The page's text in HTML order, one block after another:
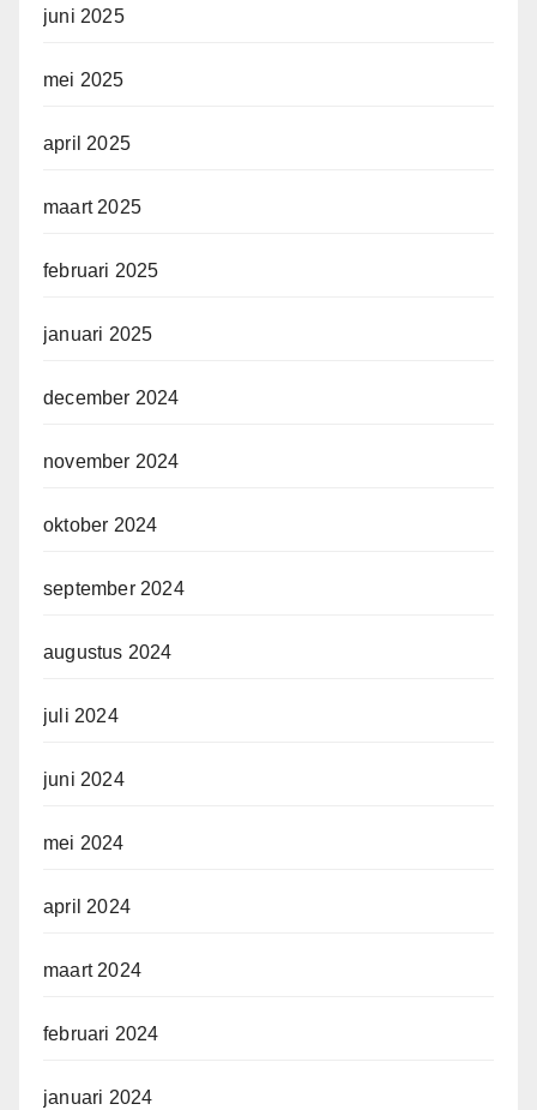
juni 2025
mei 2025
april 2025
maart 2025
februari 2025
januari 2025
december 2024
november 2024
oktober 2024
september 2024
augustus 2024
juli 2024
juni 2024
mei 2024
april 2024
maart 2024
februari 2024
januari 2024